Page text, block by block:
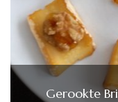
Gerookte